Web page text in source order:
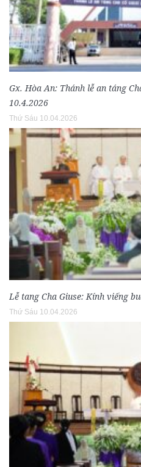
Gx. Hòa An: Thánh lễ an táng
10.4.2026
Thứ Sáu 10.04.2026
Lễ tang Cha Giuse: Kính viếng
Thứ Sáu 10.04.2026